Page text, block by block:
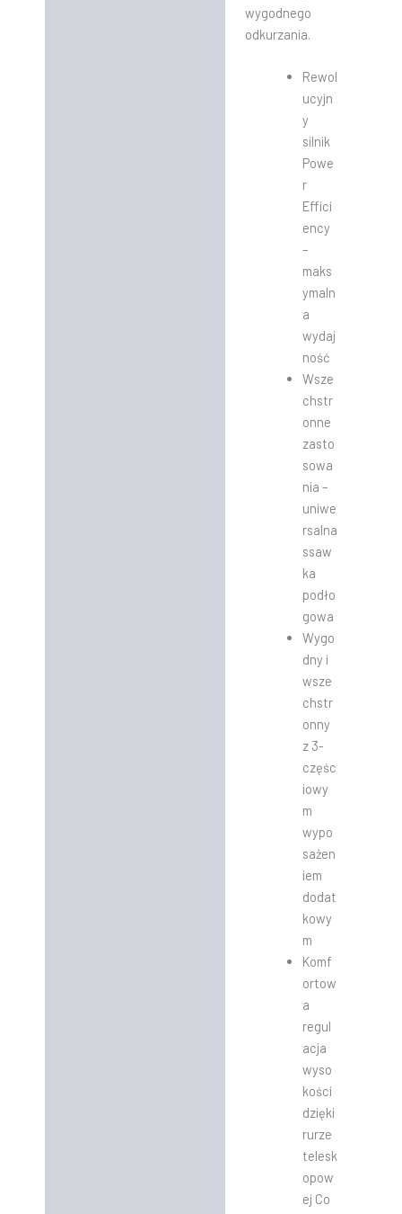
wygodnego
odkurzania.
Rewol
ucyjn
y
silnik
Powe
r
Effici
ency
–
maks
ymaln
a
wydaj
ność
Wsze
chstr
onne
zasto
sowa
nia –
uniwe
rsalna
ssaw
ka
podło
gowa
Wygo
dny i
wsze
chstr
onny
z 3-
częśc
iowy
m
wypo
sażen
iem
dodat
kowy
m
Komf
ortow
a
regul
acja
wyso
kości
dzięki
rurze
telesk
opow
ej Co